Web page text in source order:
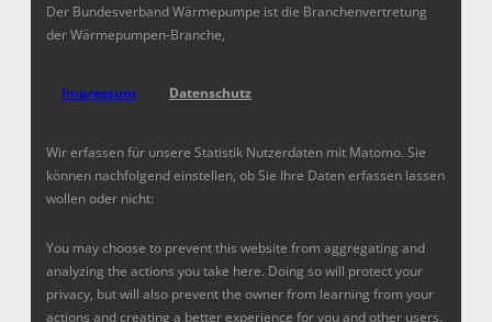
Der Bundesverband Wärmepumpe ist die Branchenvertretung
der Wärmepumpen-Branche,
Impressum Datenschutz
Wir erfassen für unsere Statistik Nutzerdaten mit Matomo. Sie
können nachfolgend einstellen, ob Sie Ihre Daten erfassen lassen
wollen oder nicht:
You may choose to prevent this website from aggregating and
analyzing the actions you take here. Doing so will protect your
privacy, but will also prevent the owner from learning from your
actions and creating a better experience for you and other users.